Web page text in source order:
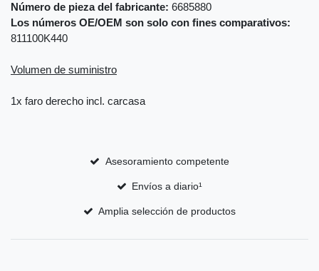
Número de pieza del fabricante: 6685880
Los números OE/OEM son solo con fines comparativos:
811100K440
Volumen de suministro
1x faro derecho incl. carcasa
Asesoramiento competente
Envíos a diario¹
Amplia selección de productos